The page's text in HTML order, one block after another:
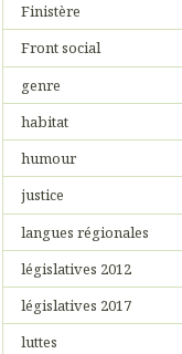
Finistère
Front social
genre
habitat
humour
justice
langues régionales
législatives 2012
législatives 2017
luttes